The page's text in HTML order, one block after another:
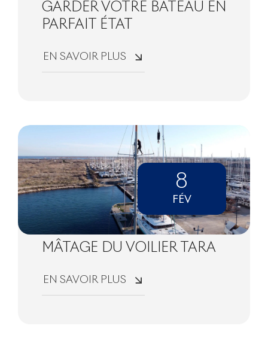
GARDER VOTRE BATEAU EN
PARFAIT ÉTAT
EN SAVOIR PLUS
8
FÉV
MÂTAGE DU VOILIER TARA
EN SAVOIR PLUS